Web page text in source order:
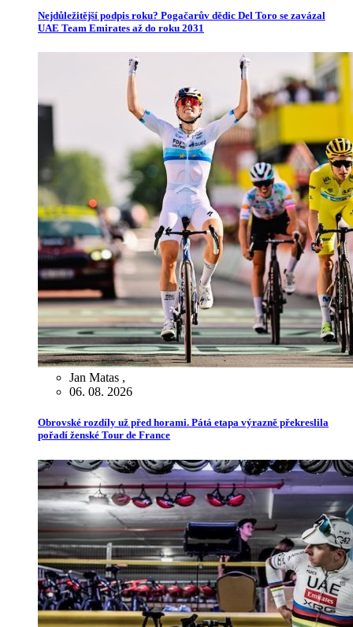
Nejdůležitější podpis roku? Pogačarův dědic Del Toro se zavázal
UAE Team Emirates až do roku 2031
Jan Matas ,
06. 08. 2026
Obrovské rozdíly už před horami. Pátá etapa výrazně překreslila
pořadí ženské Tour de France